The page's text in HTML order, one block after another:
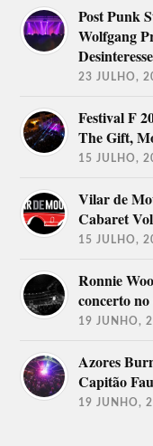
Post Punk
Wolfgang
23 JULHO,
Festival F
The Gift,
15 JULHO,
Vilar de
Cabaret
15 JULHO,
Ronnie
concerto
19 JUNHO,
Azores
Capitão
19 JUNHO,